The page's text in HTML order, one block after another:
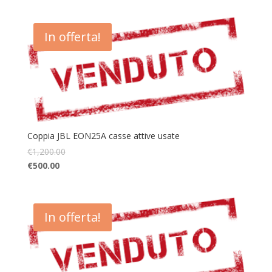
In offerta!
Coppia JBL EON25A casse attive usate
€1,200.00
€500.00
In offerta!